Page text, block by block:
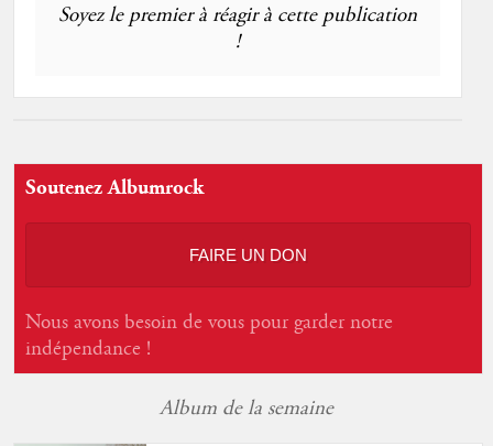
Soyez le premier à réagir à cette publication
!
Soutenez Albumrock
FAIRE UN DON
Nous avons besoin de vous pour garder notre
indépendance !
Album de la semaine